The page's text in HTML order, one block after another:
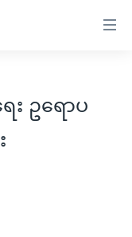
ဥရောပ